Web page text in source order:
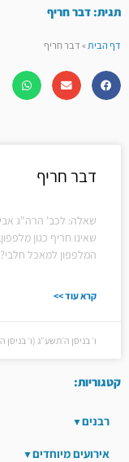
תגית: דבר חריף
דף הבית»דבר חריף
דבר חריף
שאלה: לכב' הרה"ג
שאינו חריף כגון
המלפפון למאכל חלבי?
קרא עוד >>
ו׳ בניסן ה׳תשע״ג (ו׳ בניסן
קטגוריות:
רבנים
אירועים מיוחדים